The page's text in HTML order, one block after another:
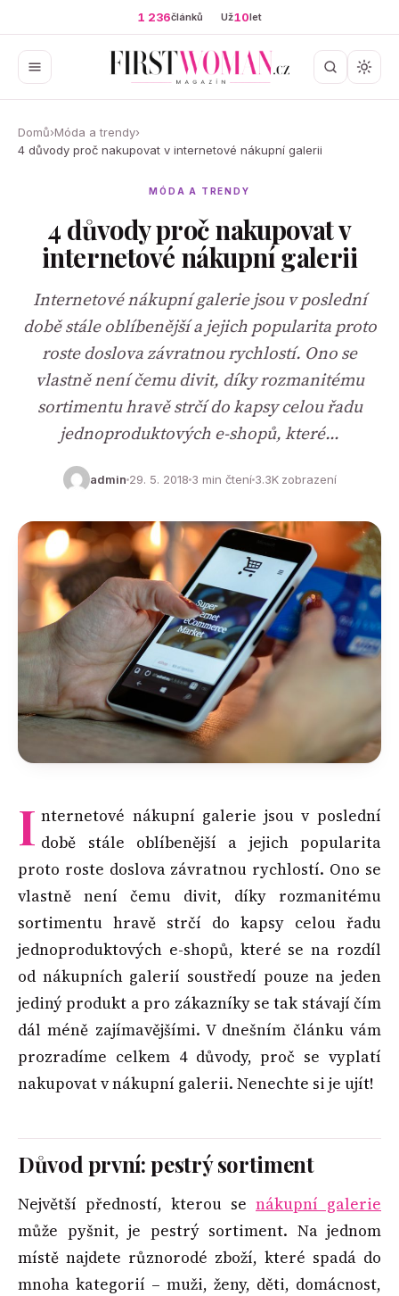
1 236článků Už10let
Domů›Móda a trendy›
4 důvody proč nakupovat v internetové nákupní galerii
MÓDA A TRENDY
4 důvody proč nakupovat v
internetové nákupní galerii
Internetové nákupní galerie jsou v poslední
době stále oblíbenější a jejich popularita proto
roste doslova závratnou rychlostí. Ono se
vlastně není čemu divit, díky rozmanitému
sortimentu hravě strčí do kapsy celou řadu
jednoproduktových e-shopů, které…
admin 29. 5. 2018 3 min čtení3.3K zobrazení
I nternetové nákupní galerie jsou v poslední
době stále oblíbenější a jejich popularita
proto roste doslova závratnou rychlostí. Ono se
vlastně není čemu divit, díky rozmanitému
sortimentu hravě strčí do kapsy celou řadu
jednoproduktových e-shopů, které se na rozdíl
od nákupních galerií soustředí pouze na jeden
jediný produkt a pro zákazníky se tak stávají čím
dál méně zajímavějšími. V dnešním článku vám
prozradíme celkem 4 důvody, proč se vyplatí
nakupovat v nákupní galerii. Nenechte si je ujít!
Důvod první: pestrý sortiment
Největší předností, kterou se nákupní galerie
může pyšnit, je pestrý sortiment. Na jednom
místě najdete různorodé zboží, které spadá do
mnoha kategorií – muži, ženy, děti, domácnost,